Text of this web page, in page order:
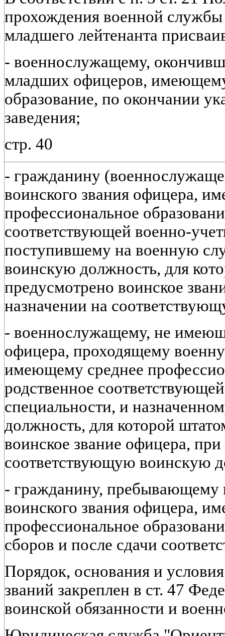
прохождения военной службы
младшего лейтенанта
- военнослужащему,
младших офицеров,
образование, по окончании
заведения;
стр. 40
- гражданину
воинского звания офицера,
профессиональное
соответствующей военно-
поступившему на военную
воинскую должность, для
предусмотрено воинское
назначении на
- военнослужащему, не
офицера, проходящему
имеющему среднее
родственное
специальности, и
должность, для которой
воинское звание офицера,
соответствующую воинскую
- гражданину, пребывающему
воинского звания офицера,
профессиональное
сборов и после сдачи
Порядок, основания и
званий закреплен в ст. 47
воинской обязанности и